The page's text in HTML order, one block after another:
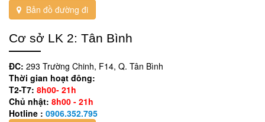
Bản đồ đường đi
Cơ sở LK 2: Tân Bình
ĐC: 293 Trường Chinh, F14, Q. Tân Bình
Thời gian hoạt đông:
T2-T7: 8h00- 21h
Chủ nhật: 8h00 - 21h
Hotline : 0906.352.795